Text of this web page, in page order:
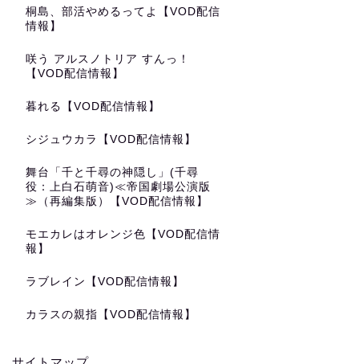
桐島、部活やめるってよ【VOD配信
情報】
咲う アルスノトリア すんっ！
【VOD配信情報】
暮れる【VOD配信情報】
シジュウカラ【VOD配信情報】
舞台「千と千尋の神隠し」(千尋
役：上白石萌音)≪帝国劇場公演版
≫（再編集版）【VOD配信情報】
モエカレはオレンジ色【VOD配信情
報】
ラブレイン【VOD配信情報】
カラスの親指【VOD配信情報】